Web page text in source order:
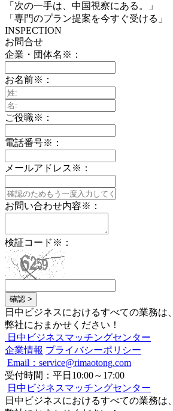
「次の一手は、中国視察にある。」
「専門のプラン提案を今すぐ受ける」
INSPECTION
お問合せ
企業・団体名 ※ ：
お名前※ ：
ご役職※ ：
電話番号※ ：
メールアドレス ※ ：
お問い合わせ内容※ ：
検証コード ※ ：
確認 >
日中ビジネスにおけるすべての業務は、
弊社におまかせください！
日中ビジネスマッチングセンター
企業情報 プライバシーポリシー
Email：service@rimaotong.com
受付時間：平日10:00～17:00
日中ビジネスマッチングセンター
日中ビジネスにおけるすべての業務は、